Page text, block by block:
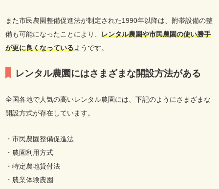
また市民農園整備促進法が制定された1990年以降は、附帯設備の整
備も可能になったことにより、レンタル農園や市民農園の使い勝手
が更に良くなっているようです。
レンタル農園にはさまざまな開設方法がある
全国各地で人気の高いレンタル農園には、下記のようにさまざまな
開設方式が存在しています。
・市民農園整備促進法
・農園利用方式
・特定農地貸付法
・農業体験農園